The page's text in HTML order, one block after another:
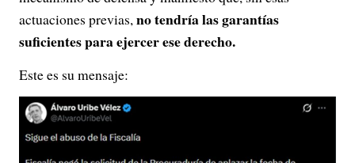
actuaciones previas,no tendría las garantías
suficientes para ejercer ese derecho.
Este es su mensaje: